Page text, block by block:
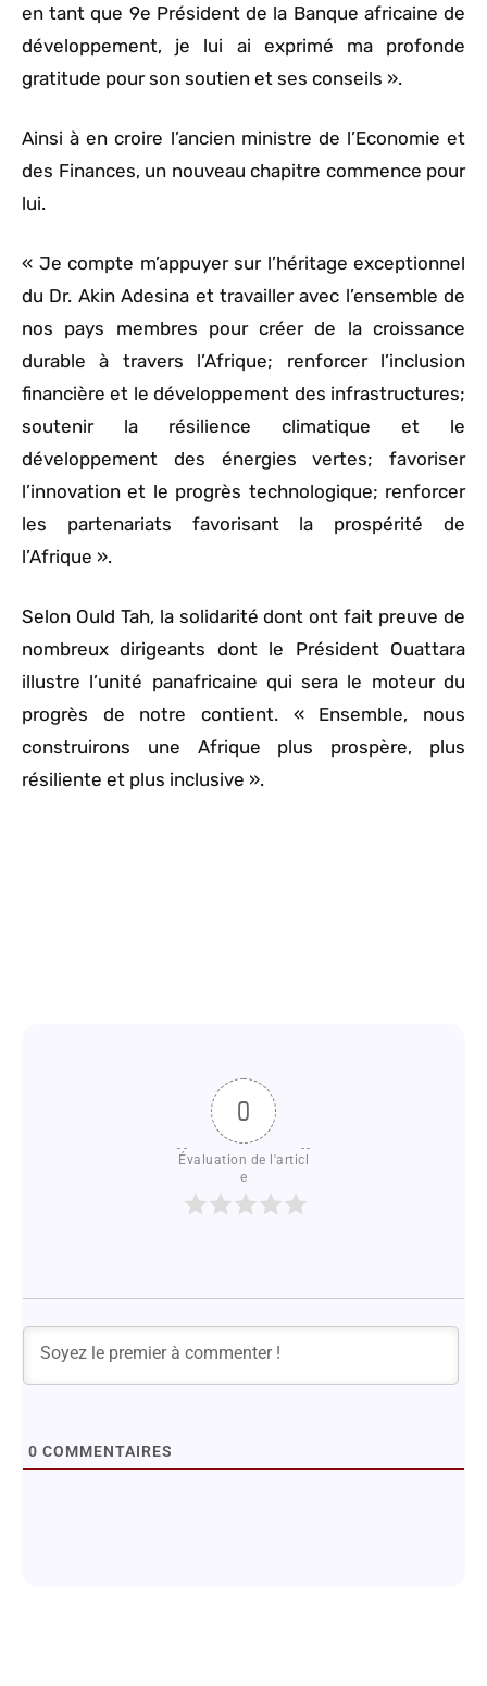
en tant que 9e Président de la Banque africaine de
développement, je lui ai exprimé ma profonde
gratitude pour son soutien et ses conseils ».
Ainsi à en croire l’ancien ministre de l’Economie et
des Finances, un nouveau chapitre commence pour
lui.
« Je compte m’appuyer sur l’héritage exceptionnel
du Dr. Akin Adesina et travailler avec l’ensemble de
nos pays membres pour créer de la croissance
durable à travers l’Afrique; renforcer l’inclusion
financière et le développement des infrastructures;
soutenir la résilience climatique et le
développement des énergies vertes; favoriser
l’innovation et le progrès technologique; renforcer
les partenariats favorisant la prospérité de
l’Afrique ».
Selon Ould Tah, la solidarité dont ont fait preuve de
nombreux dirigeants dont le Président Ouattara
illustre l’unité panafricaine qui sera le moteur du
progrès de notre contient. « Ensemble, nous
construirons une Afrique plus prospère, plus
résiliente et plus inclusive ».
0
Évaluation de l'articl
e
0 COMMENTAIRES